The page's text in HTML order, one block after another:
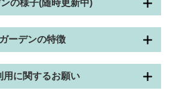
の様子(随時更新中)
ガーデンの特徴
用に関するお願い